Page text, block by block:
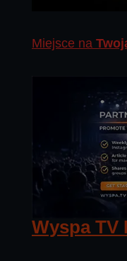
Miejsce na
Wyspa TV